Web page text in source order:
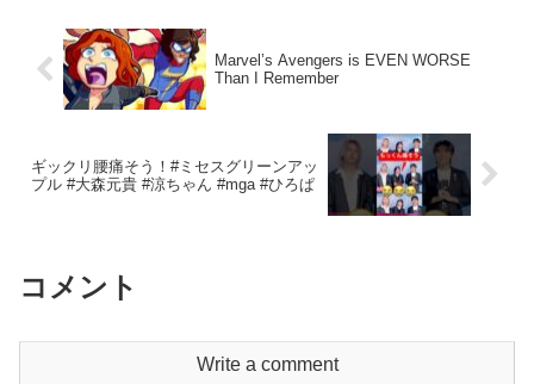
Marvel’s Avengers is EVEN WORSE
Than I Remember
ギックリ腰痛そう！#ミセスグリーンアッ
プル #大森元貴 #涼ちゃん #mga #ひろぱ
コメント
Write a comment